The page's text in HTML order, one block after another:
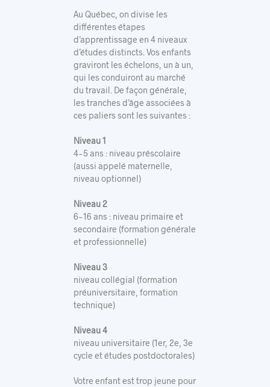
Au Québec, on divise les
différentes étapes
d’apprentissage en 4 niveaux
d’études distincts. Vos enfants
graviront les échelons, un à un,
qui les conduiront au marché
du travail. De façon générale,
les tranches d’âge associées à
ces paliers sont les suivantes :
Niveau 1
4-5 ans : niveau préscolaire
(aussi appelé maternelle,
niveau optionnel)
Niveau 2
6-16 ans : niveau primaire et
secondaire (formation générale
et professionnelle)
Niveau 3
niveau collégial (formation
préuniversitaire, formation
technique)
Niveau 4
niveau universitaire (1er, 2e, 3e
cycle et études postdoctorales)
Votre enfant est trop jeune pour